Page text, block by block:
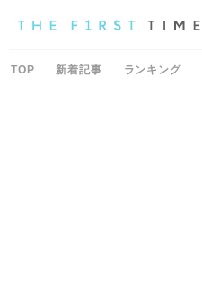
TOP 新着記事 ランキング